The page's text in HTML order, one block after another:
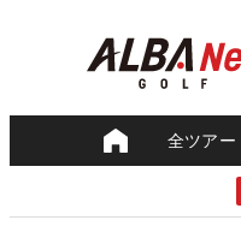
全ツアー